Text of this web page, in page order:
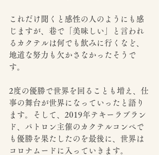
これだけ聞くと感性の人のようにも感
じますが、巷で「美味しい」と言われ
るカクテルは何でも飲みに行くなど、
地道な努力も欠かさなかったそうで
す。
2度の優勝で世界を回ることも増え、仕
事の舞台が世界になっていったと語り
ます。そして、2019年テキーラブラン
ド、パトロン主催のカクテルコンペで
も優勝を果たしたのを最後に、世界は
コロナムードに入っていきます。